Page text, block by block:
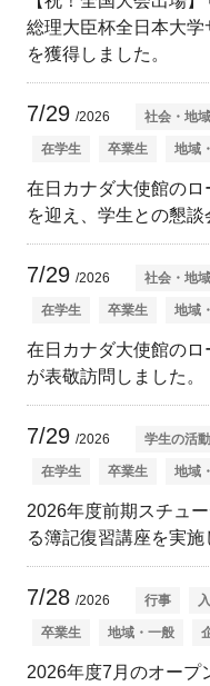
総理大臣杯全日本大
を獲得しました。
7/29 /2026 社会・地域
在学生 卒業生 地域
在日カナダ大使館の
を迎え、学生との懇談
7/29 /2026 社会・地域
在学生 卒業生 地域
在日カナダ大使館の
が表敬訪問しました。
7/29 /2026 学生の活動
在学生 卒業生 地域
2026年度前期スチュ
る簿記復習講座を実施
7/28 /2026 行事
卒業生 地域・一般
2026年度7月のオープ